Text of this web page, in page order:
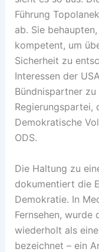
Führung
ab. Sie
kompetent, um
Sicherheit zu
Interessen der
Bündnispartner
Regierungspartei,
Demokratische
ODS.
Die Haltung zu
dokumentiert die
Demokratie. In
Fernsehen, wurde
wiederholt als
bezeichnet – ein